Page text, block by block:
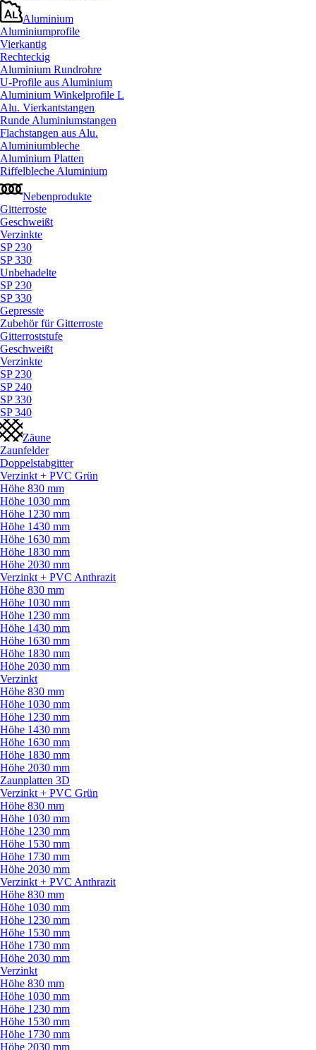
Aluminium
Aluminiumprofile
Vierkantig
Rechteckig
Aluminium Rundrohre
U-Profile aus Aluminium
Aluminium Winkelprofile L
Alu. Vierkantstangen
Runde Aluminiumstangen
Flachstangen aus Alu.
Aluminiumbleche
Aluminium Platten
Riffelbleche Aluminium
Nebenprodukte
Gitterroste
Geschweißt
Verzinkte
SP 230
SP 330
Unbehadelte
SP 230
SP 330
Gepresste
Zubehör für Gitterroste
Gitterroststufe
Geschweißt
Verzinkte
SP 230
SP 240
SP 330
SP 340
Zäune
Zaunfelder
Doppelstabgitter
Verzinkt + PVC Grün
Höhe 830 mm
Höhe 1030 mm
Höhe 1230 mm
Höhe 1430 mm
Höhe 1630 mm
Höhe 1830 mm
Höhe 2030 mm
Verzinkt + PVC Anthrazit
Höhe 830 mm
Höhe 1030 mm
Höhe 1230 mm
Höhe 1430 mm
Höhe 1630 mm
Höhe 1830 mm
Höhe 2030 mm
Verzinkt
Höhe 830 mm
Höhe 1030 mm
Höhe 1230 mm
Höhe 1430 mm
Höhe 1630 mm
Höhe 1830 mm
Höhe 2030 mm
Zaunplatten 3D
Verzinkt + PVC Grün
Höhe 830 mm
Höhe 1030 mm
Höhe 1230 mm
Höhe 1530 mm
Höhe 1730 mm
Höhe 2030 mm
Verzinkt + PVC Anthrazit
Höhe 830 mm
Höhe 1030 mm
Höhe 1230 mm
Höhe 1530 mm
Höhe 1730 mm
Höhe 2030 mm
Verzinkt
Höhe 830 mm
Höhe 1030 mm
Höhe 1230 mm
Höhe 1530 mm
Höhe 1730 mm
Höhe 2030 mm